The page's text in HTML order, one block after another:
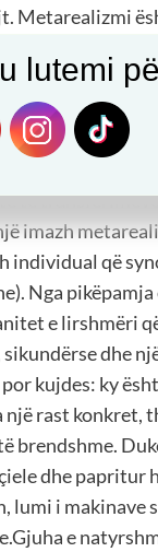
Metarealizmi
e paraprin atë,
tilla si
në terrenin
Metaforizmi
një tjetër
të
imazh
individual që
Nga pikëpamja
e lirshmëri
dhe
kujdes: ky
një rast konkret,
brendshme.
dhe papritur
lumi i makinave
e
lutemi